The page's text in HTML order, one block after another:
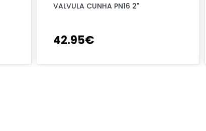
VALVULA CUNHA PN16 2"
42.95€